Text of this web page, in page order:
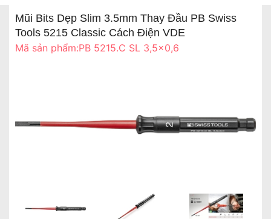
Mũi Bits Dẹp Slim 3.5mm Thay Đầu PB Swiss
Tools 5215 Classic Cách Điện VDE
Mã sản phẩm:PB 5215.C SL 3,5x0,6